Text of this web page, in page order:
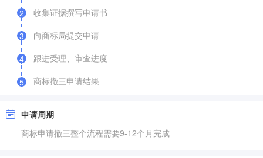
2
收集证据撰写申请书
3
向商标局提交申请
4
跟进受理、审查进度
5 商标撤三申请结果
申请周期
商标申请撤三整个流程需要9-12个月完成